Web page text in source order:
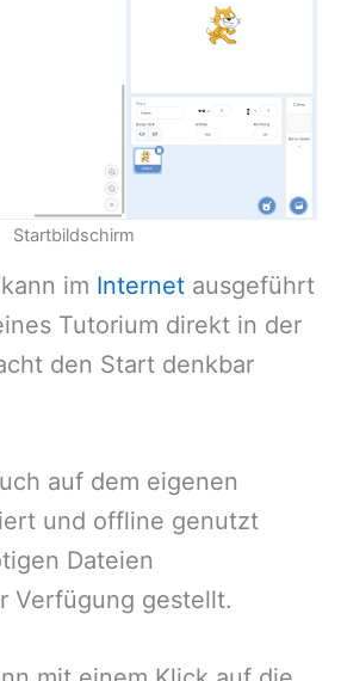
Startbildschirm
im Internet ausgeführt
Tutorium direkt in der
den Start denkbar
auf dem eigenen
und offline genutzt
Dateien
Verfügung gestellt.